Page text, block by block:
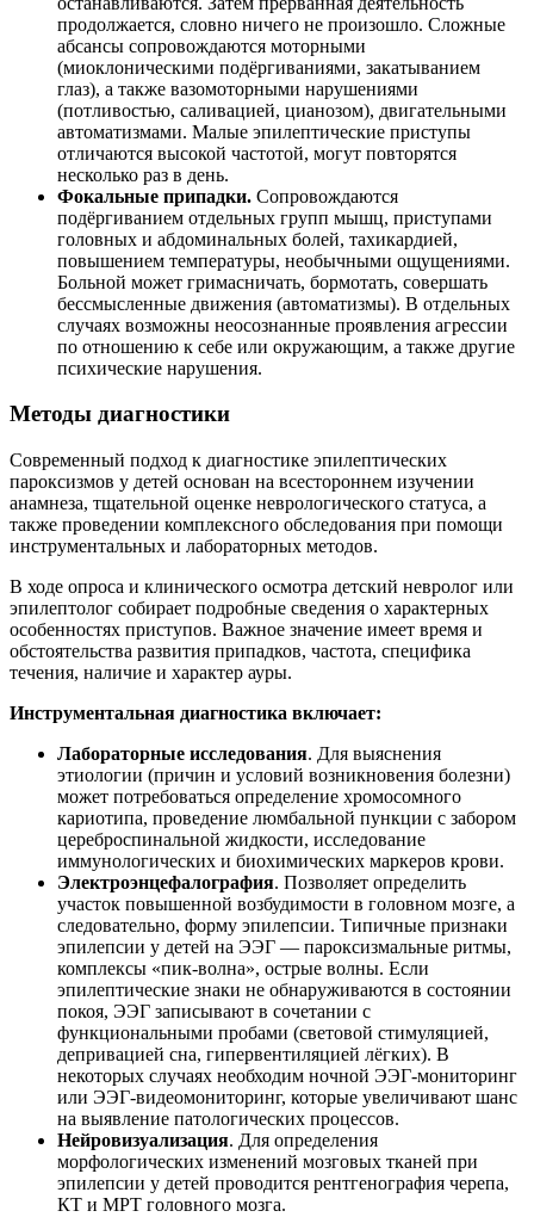
продолжается, словно ничего не произошло. Сложные
абсансы сопровождаются моторными
(миоклоническими подёргиваниями, закатыванием
глаз), а также вазомоторными нарушениями
(потливостью, саливацией, цианозом), двигательными
автоматизмами. Малые эпилептические приступы
отличаются высокой частотой, могут повторятся
несколько раз в день.
Фокальные припадки. Сопровождаются
подёргиванием отдельных групп мышц, приступами
головных и абдоминальных болей, тахикардией,
повышением температуры, необычными ощущениями.
Больной может гримасничать, бормотать, совершать
бессмысленные движения (автоматизмы). В отдельных
случаях возможны неосознанные проявления агрессии
по отношению к себе или окружающим, а также другие
психические нарушения.
Методы диагностики
Современный подход к диагностике эпилептических
пароксизмов у детей основан на всестороннем изучении
анамнеза, тщательной оценке неврологического статуса, а
также проведении комплексного обследования при помощи
инструментальных и лабораторных методов.
В ходе опроса и клинического осмотра детский невролог или
эпилептолог собирает подробные сведения о характерных
особенностях приступов. Важное значение имеет время и
обстоятельства развития припадков, частота, специфика
течения, наличие и характер ауры.
Инструментальная диагностика включает:
Лабораторные исследования. Для выяснения
этиологии (причин и условий возникновения болезни)
может потребоваться определение хромосомного
кариотипа, проведение люмбальной пункции с забором
цереброспинальной жидкости, исследование
иммунологических и биохимических маркеров крови.
Электроэнцефалография. Позволяет определить
участок повышенной возбудимости в головном мозге, а
следовательно, форму эпилепсии. Типичные признаки
эпилепсии у детей на ЭЭГ — пароксизмальные ритмы,
комплексы «пик-волна», острые волны. Если
эпилептические знаки не обнаруживаются в состоянии
покоя, ЭЭГ записывают в сочетании с
функциональными пробами (световой стимуляцией,
депривацией сна, гипервентиляцией лёгких). В
некоторых случаях необходим ночной ЭЭГ-мониторинг
или ЭЭГ-видеомониторинг, которые увеличивают шанс
на выявление патологических процессов.
Нейровизуализация. Для определения
морфологических изменений мозговых тканей при
эпилепсии у детей проводится рентгенография черепа,
КТ и МРТ головного мозга.